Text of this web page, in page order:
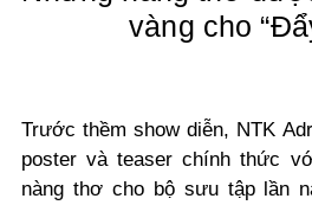
vàng cho
Trước thềm show diễn, NTK
poster và teaser chính thức
nàng thơ cho bộ sưu tập lần